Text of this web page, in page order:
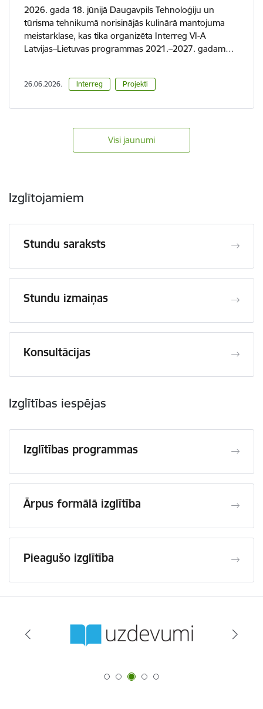
2026. gada 18. jūnijā Daugavpils Tehnoloģiju un
tūrisma tehnikumā norisinājās kulinārā mantojuma
meistarklase, kas tika organizēta Interreg VI-A
Latvijas–Lietuvas programmas 2021.–2027. gadam…
26.06.2026. Interreg Projekti
Visi jaunumi
Izglītojamiem
Stundu saraksts
Stundu izmaiņas
Konsultācijas
Izglītības iespējas
Izglītības programmas
Ārpus formālā izglītība
Pieagušo izglītība